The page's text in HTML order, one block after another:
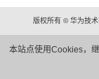
本站点使用Cookies，
版权所有 © 华为技